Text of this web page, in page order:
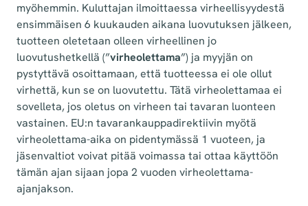
myöhemmin. Kuluttajan ilmoittaessa virheellisyydestä
ensimmäisen 6 kuukauden aikana luovutuksen jälkeen,
tuotteen oletetaan olleen virheellinen jo
luovutushetkellä (”virheolettama”) ja myyjän on
pystyttävä osoittamaan, että tuotteessa ei ole ollut
virhettä, kun se on luovutettu. Tätä virheolettamaa ei
sovelleta, jos oletus on virheen tai tavaran luonteen
vastainen. EU:n tavarankauppadirektiivin myötä
virheolettama-aika on pidentymässä 1 vuoteen, ja
jäsenvaltiot voivat pitää voimassa tai ottaa käyttöön
tämän ajan sijaan jopa 2 vuoden virheolettama-
ajanjakson.